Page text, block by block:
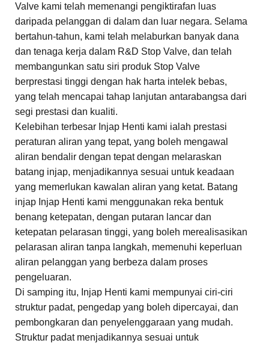
Valve kami telah memenangi pengiktirafan luas
daripada pelanggan di dalam dan luar negara. Selama
bertahun-tahun, kami telah melaburkan banyak dana
dan tenaga kerja dalam R&D Stop Valve, dan telah
membangunkan satu siri produk Stop Valve
berprestasi tinggi dengan hak harta intelek bebas,
yang telah mencapai tahap lanjutan antarabangsa dari
segi prestasi dan kualiti.
Kelebihan terbesar Injap Henti kami ialah prestasi
peraturan aliran yang tepat, yang boleh mengawal
aliran bendalir dengan tepat dengan melaraskan
batang injap, menjadikannya sesuai untuk keadaan
yang memerlukan kawalan aliran yang ketat. Batang
injap Injap Henti kami menggunakan reka bentuk
benang ketepatan, dengan putaran lancar dan
ketepatan pelarasan tinggi, yang boleh merealisasikan
pelarasan aliran tanpa langkah, memenuhi keperluan
aliran pelanggan yang berbeza dalam proses
pengeluaran.
Di samping itu, Injap Henti kami mempunyai ciri-ciri
struktur padat, pengedap yang boleh dipercayai, dan
pembongkaran dan penyelenggaraan yang mudah.
Struktur padat menjadikannya sesuai untuk